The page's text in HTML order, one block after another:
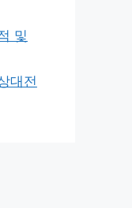
및
대전